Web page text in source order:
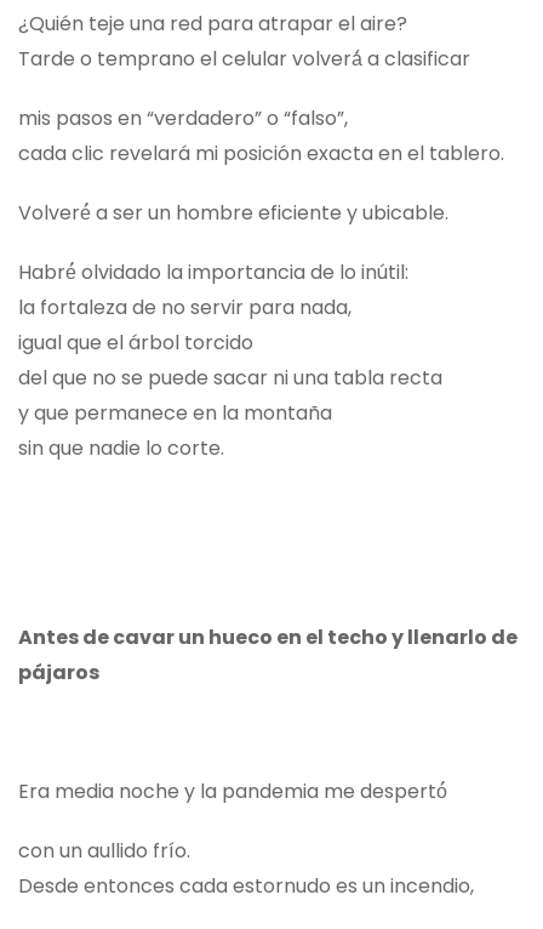
¿Quién teje una red para atrapar el aire?
Tarde o temprano el celular volverá́ a clasificar
mis pasos en “verdadero” o “falso”,
cada clic revelará mi posición exacta en el tablero.
Volveré́ a ser un hombre eficiente y ubicable.
Habré́ olvidado la importancia de lo inútil:
la fortaleza de no servir para nada,
igual que el árbol torcido
del que no se puede sacar ni una tabla recta
y que permanece en la montaña
sin que nadie lo corte.
Antes de cavar un hueco en el techo y llenarlo de
pájaros
Era media noche y la pandemia me despertó́
con un aullido frío.
Desde entonces cada estornudo es un incendio,